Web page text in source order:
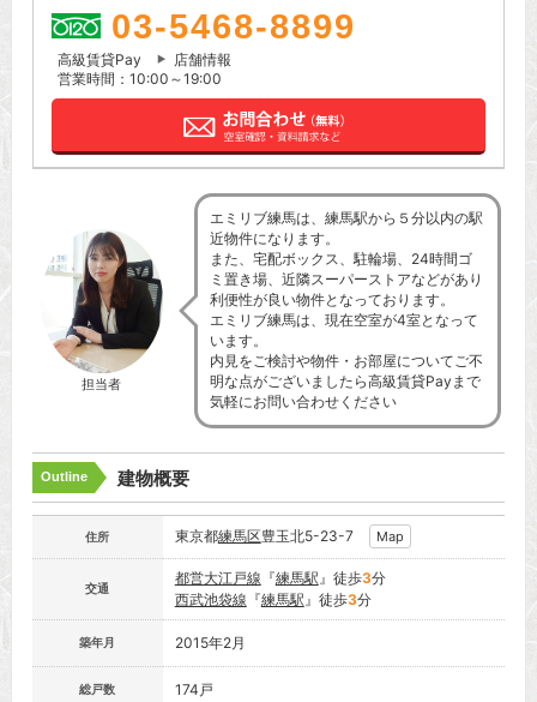
03-5468-8899
高級賃貸Pay
店舗情報
営業時間：10:00～19:00
担当者
エミリブ練馬は、練馬駅から５分以内の駅
近物件になります。
また、宅配ボックス、駐輪場、24時間ゴ
ミ置き場、近隣スーパーストアなどがあり
利便性が良い物件となっております。
エミリブ練馬は、現在空室が4室となって
います。
内見をご検討や物件・お部屋についてご不
明な点がございましたら高級賃貸Payまで
気軽にお問い合わせください
Outline 建物概要
住所 東京都練馬区豊玉北5-23-7 Map
交通
都営大江戸線 『練馬駅』徒歩3分
西武池袋線 『練馬駅』徒歩3分
築年月 2015年2月
総戸数 174戸